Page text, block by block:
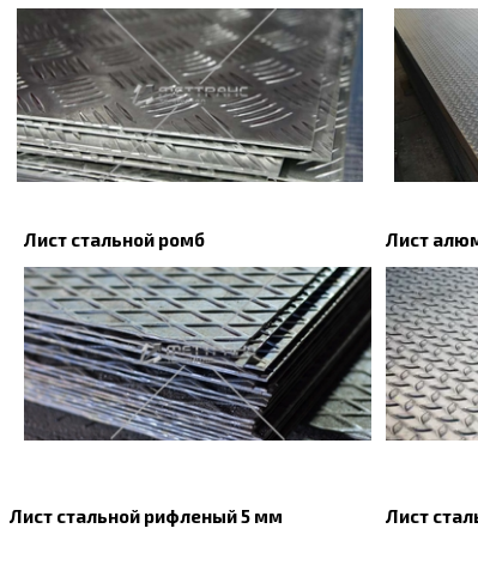
Лист стальной ромб Лист
Лист стальной рифленый 5 мм Лист